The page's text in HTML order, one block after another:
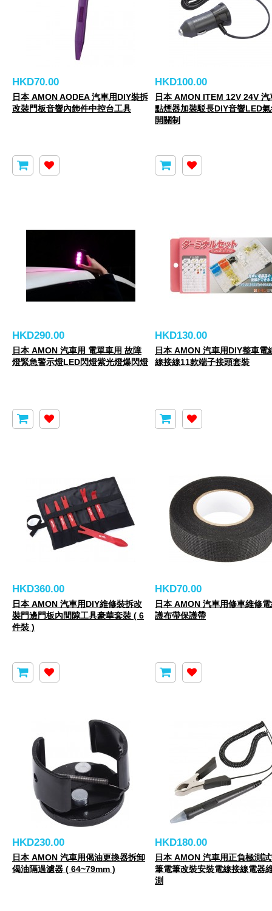
HKD70.00
日本 AMON AODEA 汽車用DIY裝拆
改裝門板音響內飾件中控台工具
HKD100.00
日本 AMON ITEM 12V 24V 汽
點煙器加裝駁長DIY音響LED
開關制
HKD290.00
日本 AMON 汽車用 電單車用 故障
燈緊急警示燈LED閃燈紫光燈爆閃燈
HKD130.00
日本 AMON 汽車用DIY整車電
線接線11款端子接頭套裝
HKD360.00
日本 AMON 汽車用DIY維修裝拆改
裝門邊門板內間隙工具豪華套裝 ( 6
件裝 )
HKD70.00
日本 AMON 汽車用修車維修
護布帶保護帶
HKD230.00
日本 AMON 汽車用偈油更換器拆卸
偈油隔過濾器 ( 64~79mm )
HKD180.00
日本 AMON 汽車用正負極測
筆電筆改裝安裝電線接線電器
測